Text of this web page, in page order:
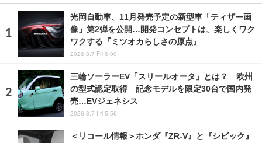
光岡自動車、11月発売予定の新型車「ティザー画
像」第2弾を公開…開発コンセプトは、楽しくワク
ワクする『ミツオカらしさの原点』
2026.8.7 Fri 6:00
三輪ソーラーEV「スリールオータ」とは？ 欧州
の型式認定取得 記念モデルを限定30台で国内発
売…EVジェネシス
2026.8.7 Fri 5:56
＜リコール情報＞ホンダ『ZR-V』と『シビック』